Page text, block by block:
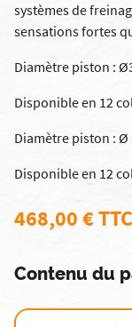
systèmes de
sensations fortes
Diamètre piston :
Disponible en 12
Diamètre piston :
Disponible en 12
468,00 € TTC
Contenu du